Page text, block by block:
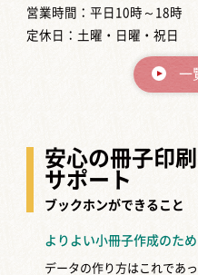
営業時間：平日10時～18時
定休日：土曜・日曜・祝日
一
安心の冊子印
サポート
ブックホンができること
よりよい小冊子作成のた
データの作り方はこれであ